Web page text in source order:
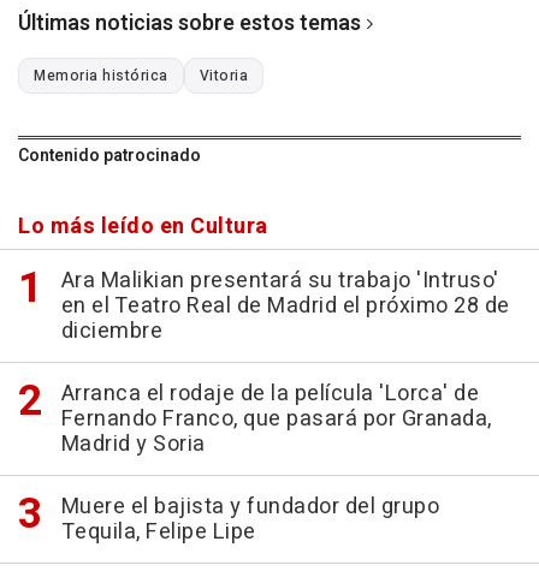
Últimas noticias sobre estos temas
Memoria histórica Vitoria
Contenido patrocinado
Lo más leído en Cultura
Ara Malikian presentará su trabajo 'Intruso'
en el Teatro Real de Madrid el próximo 28 de
diciembre
Arranca el rodaje de la película 'Lorca' de
Fernando Franco, que pasará por Granada,
Madrid y Soria
Muere el bajista y fundador del grupo
Tequila, Felipe Lipe